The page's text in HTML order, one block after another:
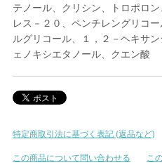
テノール、クリシン、トロポロ
レス－２０、ペンチレングリコ
ルグリコール、１，２－ヘキサ
ェノキシエタノール、クエン酸
特定商取引法に基づく表記 (返品など)
この商品について問い合わせる
こ